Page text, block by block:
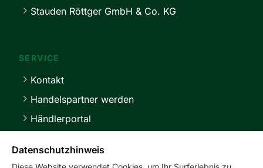
Stauden Röttger GmbH & Co. KG
SERVICE
Kontakt
Handelspartner werden
Händlerportal
Datenschutzhinweis